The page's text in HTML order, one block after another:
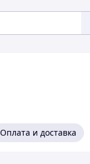
Оплата и доставка